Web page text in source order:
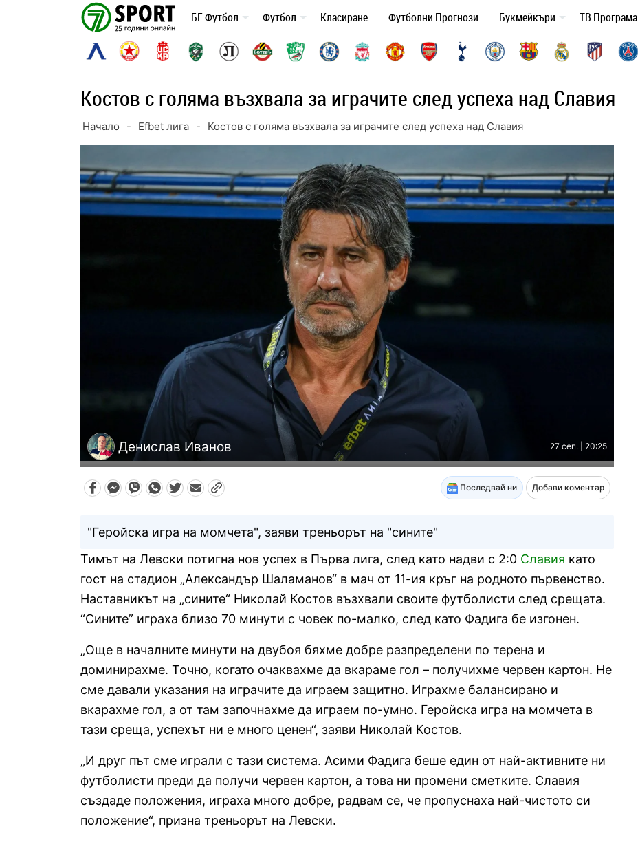
БГ Футбол Футбол Класиране Футболни Прогнози Букмейкъри ТВ Програма
Костов с голяма възхвала за играчите след успеха над Славия
Начало - Efbet лига - Костов с голяма възхвала за играчите след успеха над Славия
Денислав Иванов 27 сеп. | 20:25
Последвай ни Добави коментар
"Геройска игра на момчета", заяви треньорът на "сините"
Тимът на Левски потигна нов успех в Първа лига, след като надви с 2:0 Славия като
гост на стадион „Александър Шаламанов“ в мач от 11-ия кръг на родното първенство.
Наставникът на „сините“ Николай Костов възхвали своите футболисти след срещата.
“Сините” играха близо 70 минути с човек по-малко, след като Фадига бе изгонен.
„Още в началните минути на двубоя бяхме добре разпределени по терена и
доминирахме. Точно, когато очаквахме да вкараме гол – получихме червен картон. Не
сме давали указания на играчите да играем защитно. Играхме балансирано и
вкарахме гол, а от там започнахме да играем по-умно. Геройска игра на момчета в
тази среща, успехът ни е много ценен“, заяви Николай Костов.
„И друг път сме играли с тази система. Асими Фадига беше един от най-активните ни
футболисти преди да получи червен картон, а това ни промени сметките. Славия
създаде положения, играха много добре, радвам се, че пропуснаха най-чистото си
положение“, призна треньорът на Левски.